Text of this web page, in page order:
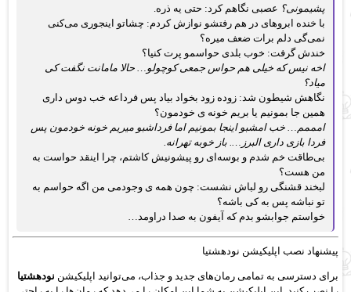
پشیمونی؟ عصبی نگاهم کرد: حتی یه ذره.
با خنده ابروهای در هم رفتشو نوازش کردم: چشاتو اینجوری می‌کنی
نمی‌گی دلم برات ضعف میره؟
خندش گرفت: خوب بلدی حواسمو پرت کنیا؟
اخه نیس که خیلی هم حواس جمعی کوچولو… حالا مامانت نگفت کی
میاد؟
نگاهش شیطون شد: زوده زود بخواد بیاد پس فرداعه خب دوس داری
همین جا بمونیم یا بریم خونه ی خودمون؟
امممم… خب امشبو اینجا بمونیم اما فرداشبو میریم خونه خودمون پس
فردا بازی داری البرز…. باز خوبه تهرانه.
بی‌طاقت خم شدم و بوسه‌ای رو پیشونیش کاشتم، چرا اینقد حواست به
من هست؟
لبخند قشنگی رو لباش نشست: چون همه ی وجودمی من اگه حواسم به
تو نباشه پس به کی باشه؟
خواستم جوابشو بدم که آیفون به صدا دراومد…
پیشنهاد نصب اپلیکیشن نودهشتیا
برای دسترسی به تمامی رمان‌های جدید و جذاب، می‌توانید اپلیکیشن نودهشتیا